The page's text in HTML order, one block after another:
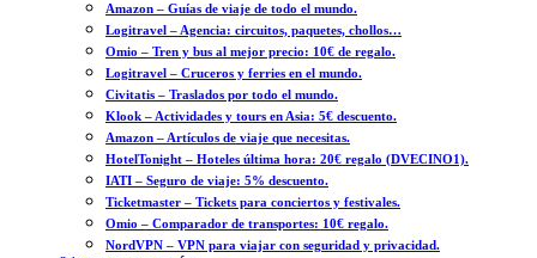
Amazon – Guías de viaje de todo el mundo.
Logitravel – Agencia: circuitos, paquetes, chollos…
Omio – Tren y bus al mejor precio: 10€ de regalo.
Logitravel – Cruceros y ferries en el mundo.
Civitatis – Traslados por todo el mundo.
Klook – Actividades y tours en Asia: 5€ descuento.
Amazon – Artículos de viaje que necesitas.
HotelTonight – Hoteles última hora: 20€ regalo (DVECINO1).
IATI – Seguro de viaje: 5% descuento.
Ticketmaster – Tickets para conciertos y festivales.
Omio – Comparador de transportes: 10€ regalo.
NordVPN – VPN para viajar con seguridad y privacidad.